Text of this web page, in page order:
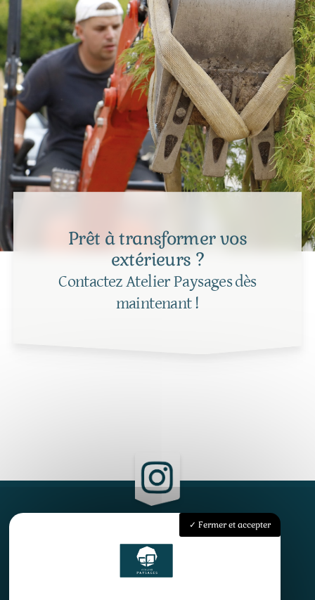
Prêt à transformer vos
extérieurs ?
Contactez Atelier Paysages dès
maintenant !
Accueil
Qui sommes-nous ?
Conception
Fermer et accepter